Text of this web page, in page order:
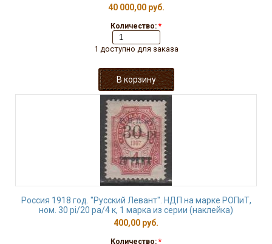
40 000,00 руб.
Количество: *
1 доступно для заказа
Россия 1918 год. "Русский Левант". НДП на марке РОПиТ,
ном. 30 pi/20 pa/4 к, 1 марка из серии (наклейка)
400,00 руб.
Количество: *